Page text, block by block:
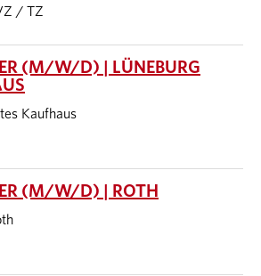
/ TZ
(M/W/D) | LÜNEBURG
Kaufhaus
(M/W/D) | ROTH